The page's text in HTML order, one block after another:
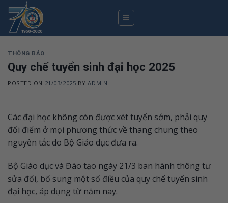
Skip
content
THÔNG BÁO
Quy chế tuyển sinh đại học 2025
POSTED ON 21/03/2025 BYADMIN
Các đại học không còn được xét tuyển sớm, phải quy
đổi điểm ở mọi phương thức về thang chung theo
nguyên tắc do Bộ Giáo dục đưa ra.
Bộ Giáo dục và Đào tạo ngày 21/3 ban hành thông tư
sửa đổi, bổ sung một số điều của quy chế tuyển sinh
đại học, áp dụng từ năm nay.